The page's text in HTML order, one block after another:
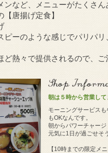
ンなど、メニューがたくさ
【唐揚げ定食】
ピーのような感じでパリパ
ど熱々で提供されるので、
朝は５時から営業して
モーニングサービス
もOKなんです。
朝からパワーチャージ
元気に1日が過ごせそ
【10時までの限定メ